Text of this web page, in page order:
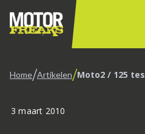
Home/Artikelen/Moto2 / 125
3 maart 2010